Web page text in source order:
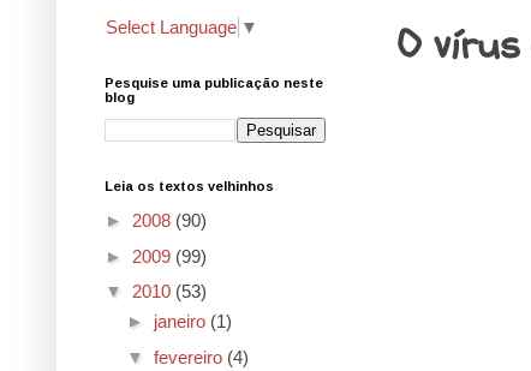
O
Select Language ▼
Pesquise uma publicação neste
blog
Leia os textos velhinhos
► 2008 (90)
► 2009 (99)
▼ 2010 (53)
► janeiro (1)
▼ fevereiro (4)